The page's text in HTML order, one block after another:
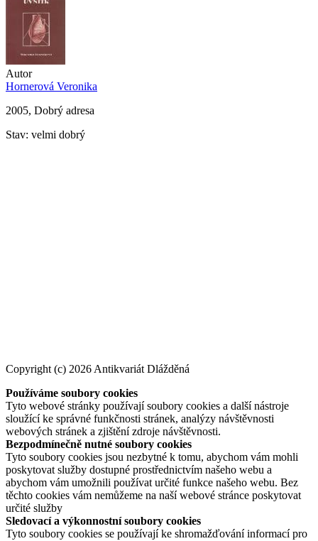
Autor
Hornerová Veronika
2005, Dobrý adresa
Stav: velmi dobrý
Copyright (c) 2026 Antikvariát Dlážděná
Používáme soubory cookies
Tyto webové stránky používají soubory cookies a další nástroje
sloužící ke správné funkčnosti stránek, analýzy návštěvnosti
webových stránek a zjištění zdroje návštěvnosti.
Bezpodmínečně nutné soubory cookies
Tyto soubory cookies jsou nezbytné k tomu, abychom vám mohli
poskytovat služby dostupné prostřednictvím našeho webu a
abychom vám umožnili používat určité funkce našeho webu. Bez
těchto cookies vám nemůžeme na naší webové stránce poskytovat
určité služby
Sledovací a výkonnostní soubory cookies
Tyto soubory cookies se používají ke shromažďování informací pro